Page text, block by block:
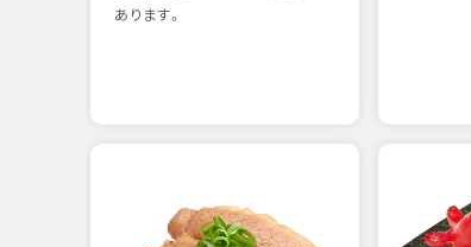
あります。